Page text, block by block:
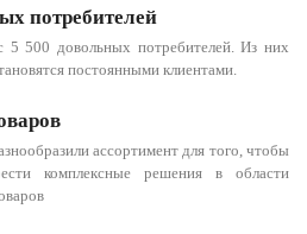
потребителей
5 500 довольных потребителей. Из них
постоянными клиентами.
ассортимент для того, чтобы
комплексные решения в области